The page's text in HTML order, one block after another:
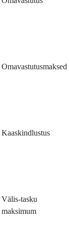
Omavastutusmaksed
Kaaskindlustus
Välis-tasku
maksimum